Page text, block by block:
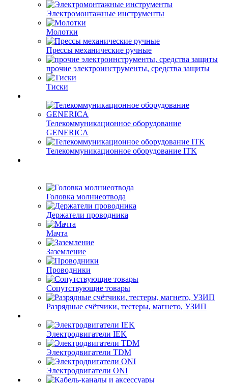
Электромонтажные инструменты
Молотки
Прессы механические ручные
прочие электроинструменты, средства защиты
Тиски
Телекоммуникационное оборудование
GENERICA
Телекоммуникационное оборудование ITK
Головка молниеотвода
Держатели проводника
Мачта
Заземление
Проводники
Сопутствующие товары
Разрядные счётчики, тестеры, магнето, УЗИП
Электродвигатели IEK
Электродвигатели TDM
Электродвигатели ONI